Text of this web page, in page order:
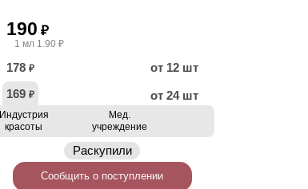
190 ₽
1 мл 1.90 ₽
178 ₽
от 12 шт
169 ₽ от 24 шт
Индустрия
красоты
Мед.
учреждение
Раскупили
Сообщить о поступлении